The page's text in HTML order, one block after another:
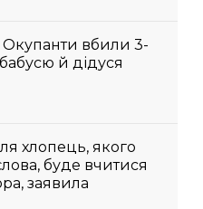
Окупанти вбили 3-
й дідуся
хлопець, якого
буде вчитися
заявила